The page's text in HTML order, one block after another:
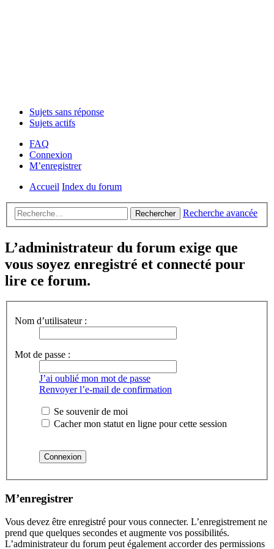
Sujets sans réponse
Sujets actifs
FAQ
Connexion
M’enregistrer
Accueil Index du forum
Rechercher Recherche avancée
L’administrateur du forum exige que
vous soyez enregistré et connecté pour
lire ce forum.
Nom d’utilisateur :
Mot de passe :
J’ai oublié mon mot de passe
Renvoyer l’e-mail de confirmation
Se souvenir de moi
Cacher mon statut en ligne pour cette session
M’enregistrer
Vous devez être enregistré pour vous connecter. L’enregistrement ne
prend que quelques secondes et augmente vos possibilités.
L’administrateur du forum peut également accorder des permissions